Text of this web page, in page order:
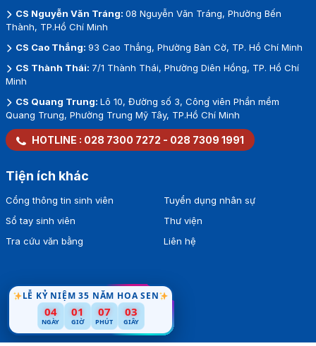
LỄ KỶ NIỆM 35 NĂM HOA SEN
04
NGÀY
01
GIỜ
07
PHÚT
02
GIÂY
CS Nguyễn Văn Tráng: 08 Nguyễn Văn Tráng, Phường Bến
Thành, TP.Hồ Chí Minh
CS Cao Thắng: 93 Cao Thắng, Phường Bàn Cờ, TP. Hồ Chí Minh
CS Thành Thái: 7/1 Thành Thái, Phường Diên Hồng, TP. Hồ Chí
Minh
CS Quang Trung: Lô 10, Đường số 3, Công viên Phần mềm
Quang Trung, Phường Trung Mỹ Tây, TP.Hồ Chí Minh
HOTLINE : 028 7300 7272 - 028 7309 1991
Tiện ích khác
Cổng thông tin sinh viên
Sổ tay sinh viên
Tra cứu văn bằng
Tuyển dụng nhân sự
Thư viện
Liên hệ